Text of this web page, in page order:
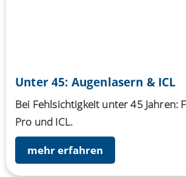
Unter 45: Augenlasern & ICL
Bei Fehlsichtigkeit unter 45 Jahren:
Pro und ICL.
mehr erfahren